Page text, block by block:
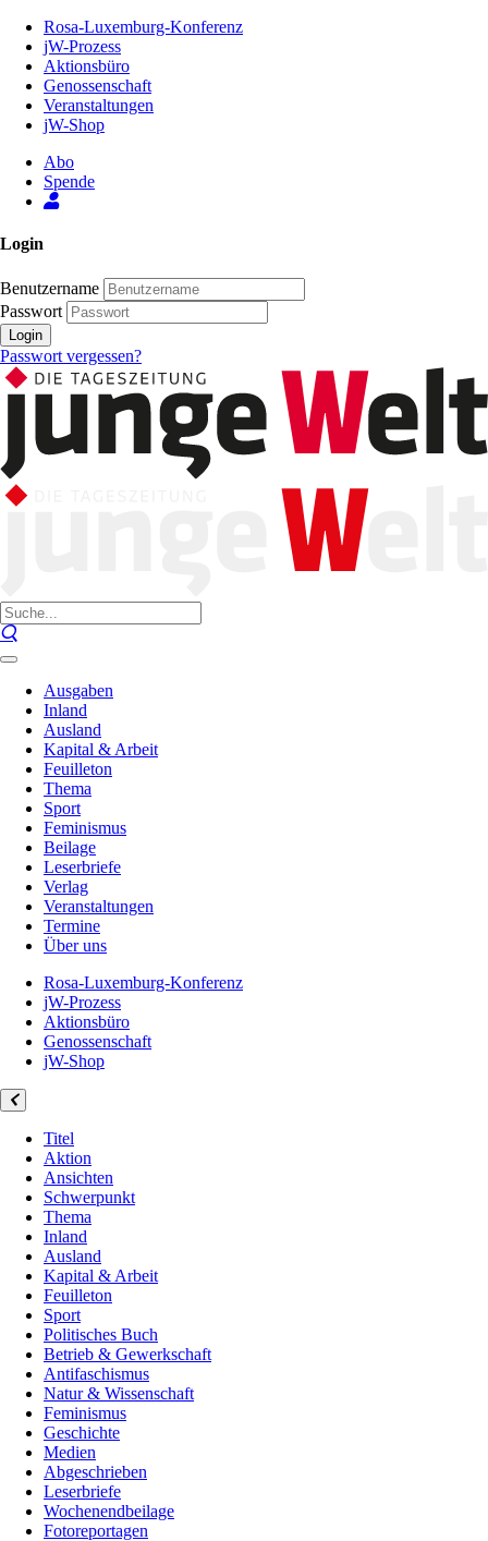
Inhalt
Seite
Rosa-Luxemburg-Konferenz
jW-Prozess
Aktionsbüro
Genossenschaft
Veranstaltungen
jW-Shop
Abo
Spende
Login
Benutzername
Passwort
Login
Passwort vergessen?
Ausgaben
Inland
Ausland
Kapital & Arbeit
Feuilleton
Thema
Sport
Feminismus
Beilage
Leserbriefe
Verlag
Veranstaltungen
Termine
Über uns
Rosa-Luxemburg-Konferenz
jW-Prozess
Aktionsbüro
Genossenschaft
jW-Shop
Titel
Aktion
Ansichten
Schwerpunkt
Thema
Inland
Ausland
Kapital & Arbeit
Feuilleton
Sport
Politisches Buch
Betrieb & Gewerkschaft
Antifaschismus
Natur & Wissenschaft
Feminismus
Geschichte
Medien
Abgeschrieben
Leserbriefe
Wochenendbeilage
Fotoreportagen